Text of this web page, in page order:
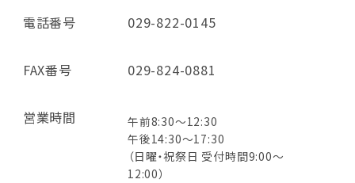
電話番号 029-822-0145
FAX番号 029-824-0881
営業時間
午前8:30～12:30
午後14:30～17:30
（日曜・祝祭日 受付時間9:00～
12:00）